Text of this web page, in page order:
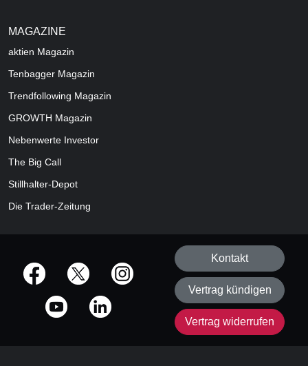
MAGAZINE
aktien Magazin
Tenbagger Magazin
Trendfollowing Magazin
GROWTH Magazin
Nebenwerte Investor
The Big Call
Stillhalter-Depot
Die Trader-Zeitung
offizielle Social Media-Accounts
Kontakt
Vertrag kündigen
Vertrag widerrufen